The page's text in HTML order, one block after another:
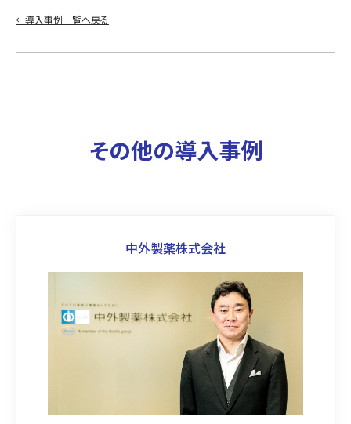
←導入事例一覧へ戻る
その他の導入事例
中外製薬株式会社